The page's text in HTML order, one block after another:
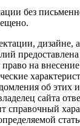
без
дизайне,
на
об этих
сайта
справочный